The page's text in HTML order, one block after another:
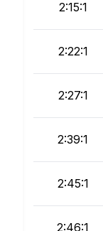
2:15:1
2:22:1
2:27:1
2:39:1
2:45:1
2:46:1